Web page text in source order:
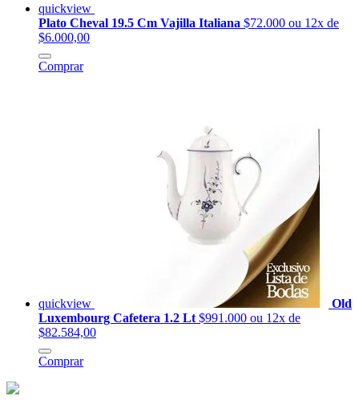
quickview
Plato Cheval 19.5 Cm Vajilla Italiana $72.000 ou 12x de
$6.000,00
Comprar
quickview
Old
Luxembourg Cafetera 1.2 Lt $991.000 ou 12x de
$82.584,00
Comprar